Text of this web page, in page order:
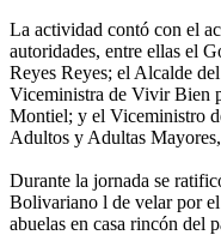
​La actividad contó con el
autoridades, entre ellas el
Reyes Reyes; el Alcalde
Viceministra de Vivir Bien
Montiel; y el Viceministro
Adultos y Adultas
Durante la jornada se
Bolivariano l de velar por
abuelas en casa rincón del